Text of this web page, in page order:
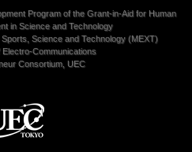
Program of the Grant-in-Aid for Human
in Science and Technology
Science and Technology (MEXT)
Communications
Consortium, UEC